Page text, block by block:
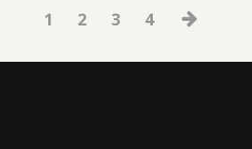
1 2 3 4